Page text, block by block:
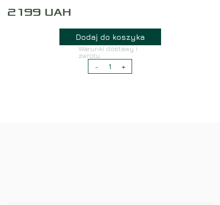
2199 UAH
1
- +
Dodaj do koszyka
Warunki dostawy i
zwrotu